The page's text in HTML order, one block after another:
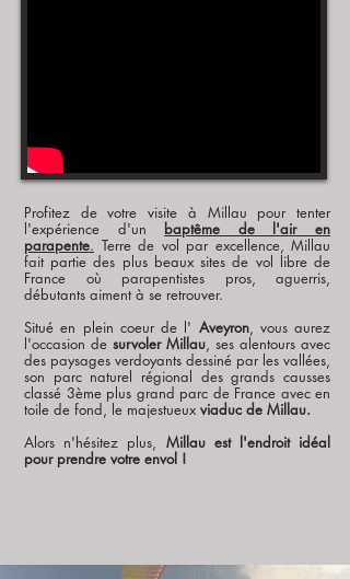
Profitez de votre visite à Millau pour tenter
l'expérience d'un baptême de l'air en
parapente. Terre de vol par excellence, Millau
fait partie des plus beaux sites de vol libre de
France où parapentistes pros, aguerris,
débutants aiment à se retrouver.
Situé en plein coeur de l' Aveyron, vous aurez
l'occasion de survoler Millau, ses alentours avec
des paysages verdoyants dessiné par les vallées,
son parc naturel régional des grands causses
classé 3ème plus grand parc de France avec en
toile de fond, le majestueux viaduc de Millau.
Alors n'hésitez plus, Millau est l'endroit idéal
pour prendre votre envol !